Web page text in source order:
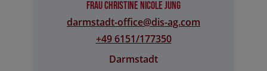
Frau Christine Nicole Jung
darmstadt-office@​dis-ag.com
+49 6151/177350
Darmstadt